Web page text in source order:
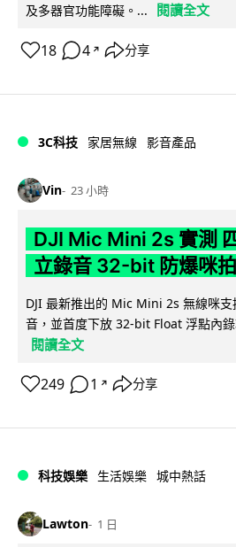
及多器官功能障礙。...
閱讀全文
18 4 ↗ 分享
3C科技 家居無線 影音產品
Vin 23 小時
DJI Mic Mini 2s 實測
立錄音 32-bit 防爆咪
DJI 最新推出的 Mic Mini 2s 無線咪
音，並首度下放 32-bit Float 浮點內
閱讀全文
249 1 ↗ 分享
科技娛樂 生活娛樂 城中熱話
Lawton 1 日